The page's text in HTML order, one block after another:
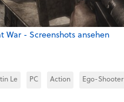
War - Screenshots ansehen
Le PC Action Ego-Shooter